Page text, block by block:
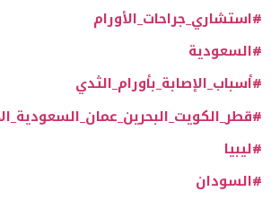
#استشاري_جراحات_الأورام
#السعودية
#أسباب_الإصابة_بأورام_الثدي
#ليبيا
#السودان